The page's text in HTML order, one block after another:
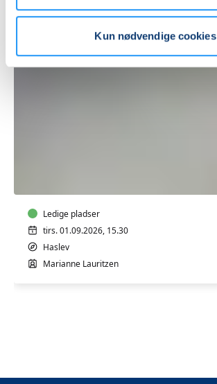
Kun nødvendige cookies
hensyntagende
hold
Ledige pladser
tirs. 01.09.2026, 15.30
Haslev
Marianne Lauritzen